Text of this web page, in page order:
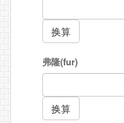
弗隆(fur)